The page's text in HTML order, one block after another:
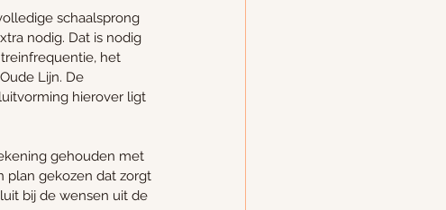
schaalsprong
nodig. Dat is nodig
het
Lijn. De
hierover ligt
gehouden met
plan gekozen dat zorgt
bij de wensen uit de